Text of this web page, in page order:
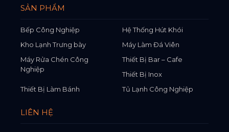
SẢN PHẨM
Bếp Công Nghiệp
Hệ Thống Hút Khói
Kho Lạnh Trưng bày
Máy Làm Đá Viên
Máy Rửa Chén Công
Nghiệp
Thiết Bị Bar – Cafe
Thiết Bị Inox
Thiết Bị Làm Bánh
Tủ Lạnh Công Nghiệp
LIÊN HỆ